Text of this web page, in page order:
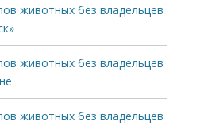
животных без владельцев
животных без владельцев
животных без владельцев